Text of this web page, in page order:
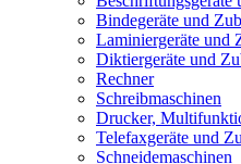
Bindegeräte und
Laminiergeräte und
Diktiergeräte und
Rechner
Schreibmaschinen
Drucker,
Telefaxgeräte und
Schneidemaschinen